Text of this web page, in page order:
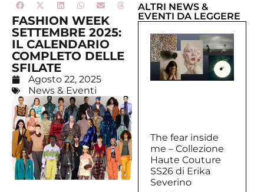
FASHION WEEK
SETTEMBRE 2025:
IL CALENDARIO
COMPLETO DELLE
SFILATE
Agosto 22, 2025
News & Eventi
ALTRI NEWS &
EVENTI DA LEGGERE
The fear inside
me – Collezione
Haute Couture
SS26 di Erika
Severino